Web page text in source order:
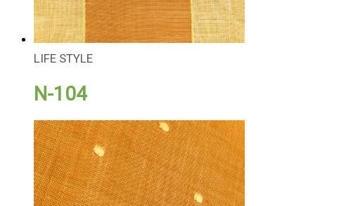
LIFE STYLE
N-104